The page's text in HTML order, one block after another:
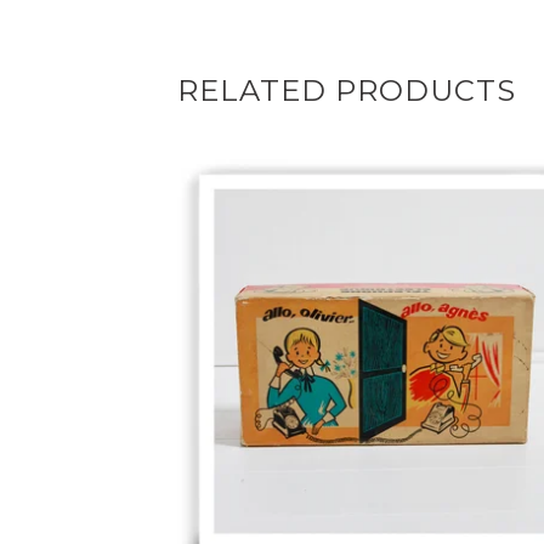
RELATED PRODUCTS